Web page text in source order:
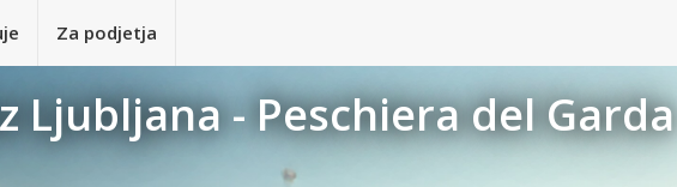
Za podjetja
Ljubljana - Peschiera del Garda